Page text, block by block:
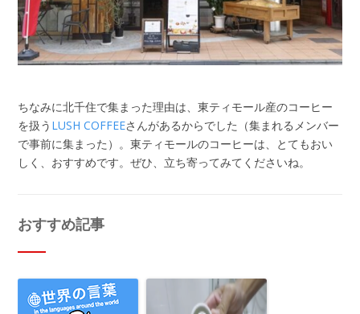
ちなみに北千住で集まった理由は、東ティモール産のコーヒー
を扱う LUSH COFFEEさんがあるからでした（集まれるメンバー
で事前に集まった）。東ティモールのコーヒーは、とてもおい
しく、おすすめです。ぜひ、立ち寄ってみてくださいね。
おすすめ記事